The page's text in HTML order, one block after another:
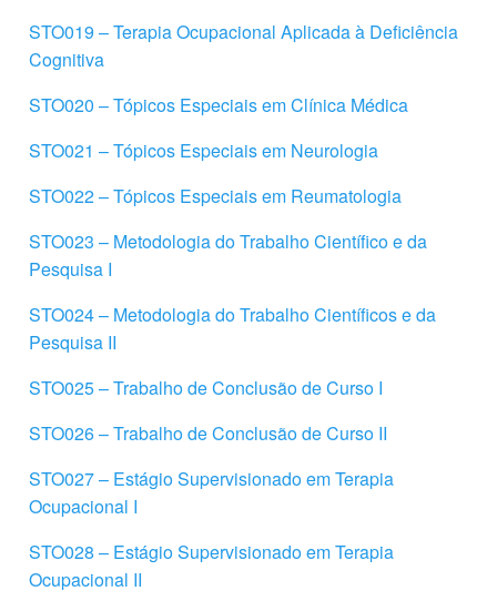
STO019 – Terapia Ocupacional Aplicada à Deficiência
Cognitiva
STO020 – Tópicos Especiais em Clínica Médica
STO021 – Tópicos Especiais em Neurologia
STO022 – Tópicos Especiais em Reumatologia
STO023 – Metodologia do Trabalho Científico e da
Pesquisa I
STO024 – Metodologia do Trabalho Científicos e da
Pesquisa II
STO025 – Trabalho de Conclusão de Curso I
STO026 – Trabalho de Conclusão de Curso II
STO027 – Estágio Supervisionado em Terapia
Ocupacional I
STO028 – Estágio Supervisionado em Terapia
Ocupacional II